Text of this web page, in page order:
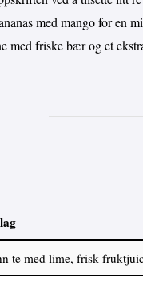
med mango for en
med friske bær og et
te med lime, frisk